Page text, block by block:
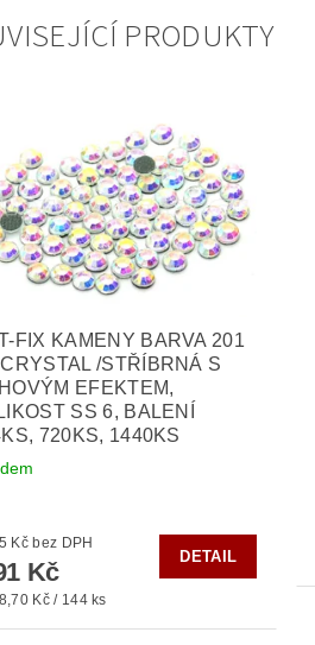
PRODUKTY
FIX KAMENY BARVA 201
/STŘÍBRNÁ S
EFEKTEM,
SS 6, BALENÍ
720KS, 1440KS
od 75 Kč bez DPH
Kč
Kč / 144 ks
DETAIL